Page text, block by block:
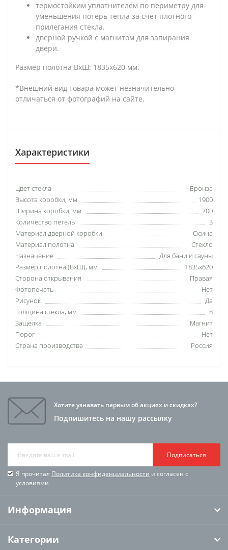
термостойким уплотнителем по периметру для
уменьшения потерь тепла за счет плотного
прилегания стекла.
дверной ручкой с магнитом для запирания
двери.
Размер полотна ВхШ: 1835х620 мм.
*Внешний вид товара может незначительно
отличаться от фотографий на сайте.
Характеристики
Цвет стекла
Бронза
Высота коробки, мм
1900
Ширина коробки, мм
700
Количество петель
3
Материал дверной коробки
Осина
Материал полотна
Стекло
Назначение
Для бани и сауны
Размер полотна (ВхШ), мм
1835х620
Сторона открывания
Правая
Фотопечать
Нет
Рисунок
Да
Толщина стекла, мм
8
Защелка
Магнит
Порог
Нет
Страна производства
Россия
Хотите узнавать первым об акциях и скидках?
Подпишитесь на нашу рассылку
Подписаться
Я прочитал Политика конфиденциальности и согласен с
условиями
Информация
Категории